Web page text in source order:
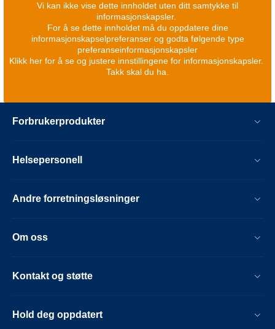
Vi kan ikke vise dette innholdet uten ditt samtykke til
informasjonskapsler.
For å se dette innholdet må du oppdatere dine
informasjonskapselpreferanser og godta følgende type
preferanseinformasjonskapsler
Klikk her for å se og justere innstillingene for informasjonskapsler.
Takk skal du ha.
Forbrukerprodukter
Helsepersonell
Andre forretningsløsninger
Om oss
Kontakt og støtte
Hold deg oppdatert